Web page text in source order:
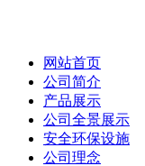
网站首页
公司简介
产品展示
公司全景展示
安全环保设施
公司理念